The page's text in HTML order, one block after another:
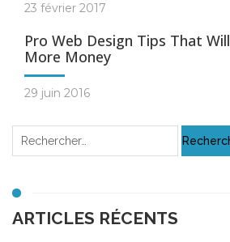
23 février 2017
Pro Web Design Tips That
More Money
29 juin 2016
ARTICLES RÉCENTS